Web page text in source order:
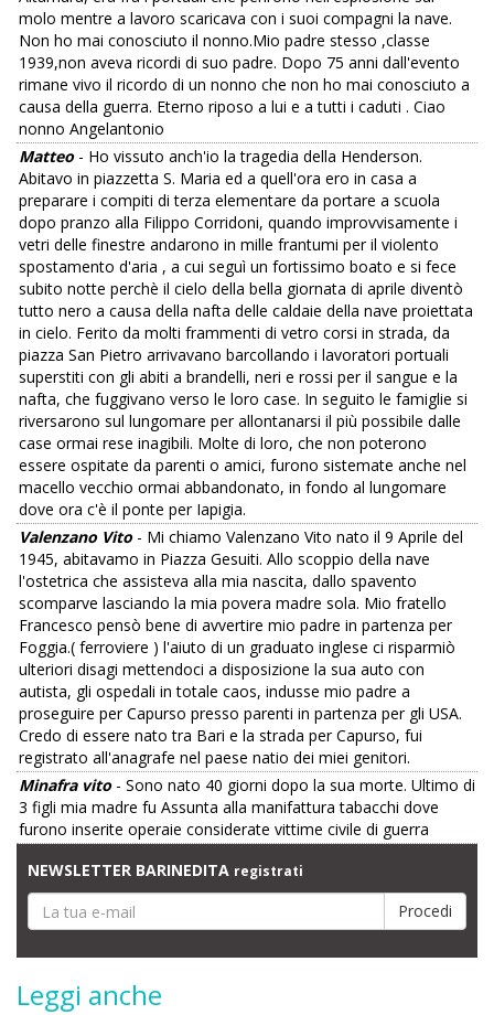
molo mentre a lavoro scaricava con i suoi compagni la nave.
Non ho mai conosciuto il nonno.Mio padre stesso ,classe
1939,non aveva ricordi di suo padre. Dopo 75 anni dall'evento
rimane vivo il ricordo di un nonno che non ho mai conosciuto a
causa della guerra. Eterno riposo a lui e a tutti i caduti . Ciao
nonno Angelantonio
Matteo- Ho vissuto anch'io la tragedia della Henderson.
Abitavo in piazzetta S. Maria ed a quell'ora ero in casa a
preparare i compiti di terza elementare da portare a scuola
dopo pranzo alla Filippo Corridoni, quando improvvisamente i
vetri delle finestre andarono in mille frantumi per il violento
spostamento d'aria , a cui seguì un fortissimo boato e si fece
subito notte perchè il cielo della bella giornata di aprile diventò
tutto nero a causa della nafta delle caldaie della nave proiettata
in cielo. Ferito da molti frammenti di vetro corsi in strada, da
piazza San Pietro arrivavano barcollando i lavoratori portuali
superstiti con gli abiti a brandelli, neri e rossi per il sangue e la
nafta, che fuggivano verso le loro case. In seguito le famiglie si
riversarono sul lungomare per allontanarsi il più possibile dalle
case ormai rese inagibili. Molte di loro, che non poterono
essere ospitate da parenti o amici, furono sistemate anche nel
macello vecchio ormai abbandonato, in fondo al lungomare
dove ora c'è il ponte per Iapigia.
Valenzano Vito- Mi chiamo Valenzano Vito nato il 9 Aprile del
1945, abitavamo in Piazza Gesuiti. Allo scoppio della nave
l'ostetrica che assisteva alla mia nascita, dallo spavento
scomparve lasciando la mia povera madre sola. Mio fratello
Francesco pensò bene di avvertire mio padre in partenza per
Foggia.( ferroviere ) l'aiuto di un graduato inglese ci risparmiò
ulteriori disagi mettendoci a disposizione la sua auto con
autista, gli ospedali in totale caos, indusse mio padre a
proseguire per Capurso presso parenti in partenza per gli USA.
Credo di essere nato tra Bari e la strada per Capurso, fui
registrato all'anagrafe nel paese natio dei miei genitori.
Minafra vito- Sono nato 40 giorni dopo la sua morte. Ultimo di
3 figli mia madre fu Assunta alla manifattura tabacchi dove
furono inserite operaie considerate vittime civile di guerra
NEWSLETTER BARINEDITA registrati
Leggi anche